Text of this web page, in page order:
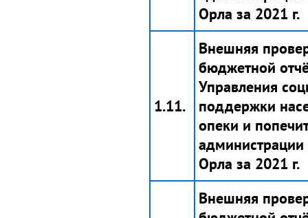
Орла за 2021 г.
1.11.
Внешняя
бюджетной
Управления
поддержки
опеки и
администрации
Орла за 2021 г.
Внешняя